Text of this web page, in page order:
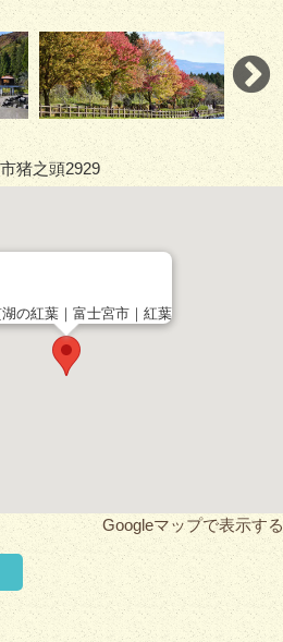
猪之頭2929
湖の紅葉｜富士宮市｜紅葉
Googleマップで表示する